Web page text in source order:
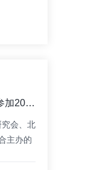
映目云CEO宋端磊受邀参加2021服贸会之中外会奖合交流大会并做主题演讲
会、北
主办的